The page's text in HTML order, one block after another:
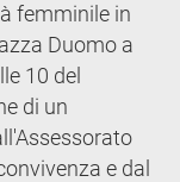
femminile in
Duomo a
10 del
di un
e dal